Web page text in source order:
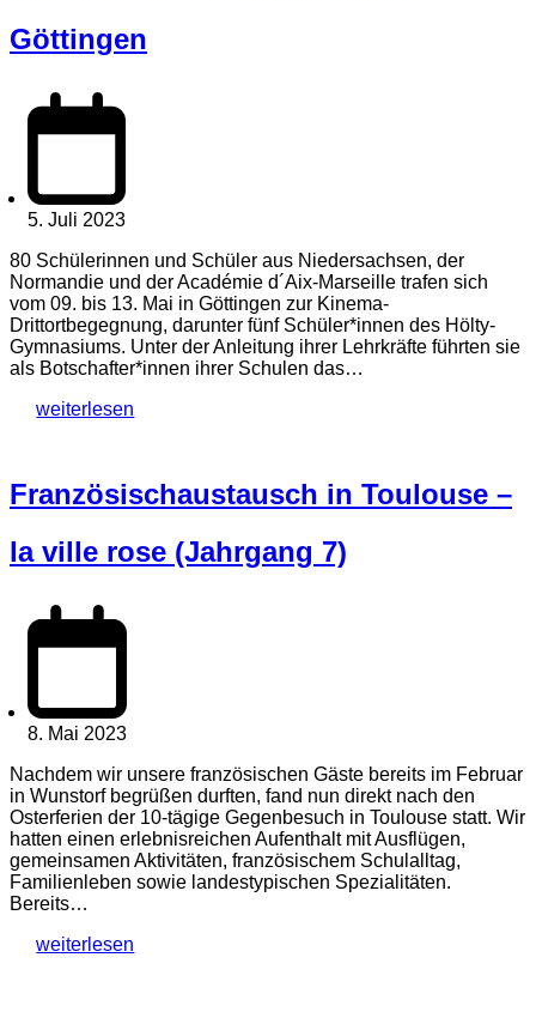
Göttingen
5. Juli 2023
80 Schülerinnen und Schüler aus Niedersachsen, der
Normandie und der Académie d´Aix-Marseille trafen sich
vom 09. bis 13. Mai in Göttingen zur Kinema-
Drittortbegegnung, darunter fünf Schüler*innen des Hölty-
Gymnasiums. Unter der Anleitung ihrer Lehrkräfte führten sie
als Botschafter*innen ihrer Schulen das…
weiterlesen
Französischaustausch in Toulouse –
la ville rose (Jahrgang 7)
8. Mai 2023
Nachdem wir unsere französischen Gäste bereits im Februar
in Wunstorf begrüßen durften, fand nun direkt nach den
Osterferien der 10-tägige Gegenbesuch in Toulouse statt. Wir
hatten einen erlebnisreichen Aufenthalt mit Ausflügen,
gemeinsamen Aktivitäten, französischem Schulalltag,
Familienleben sowie landestypischen Spezialitäten.
Bereits…
weiterlesen